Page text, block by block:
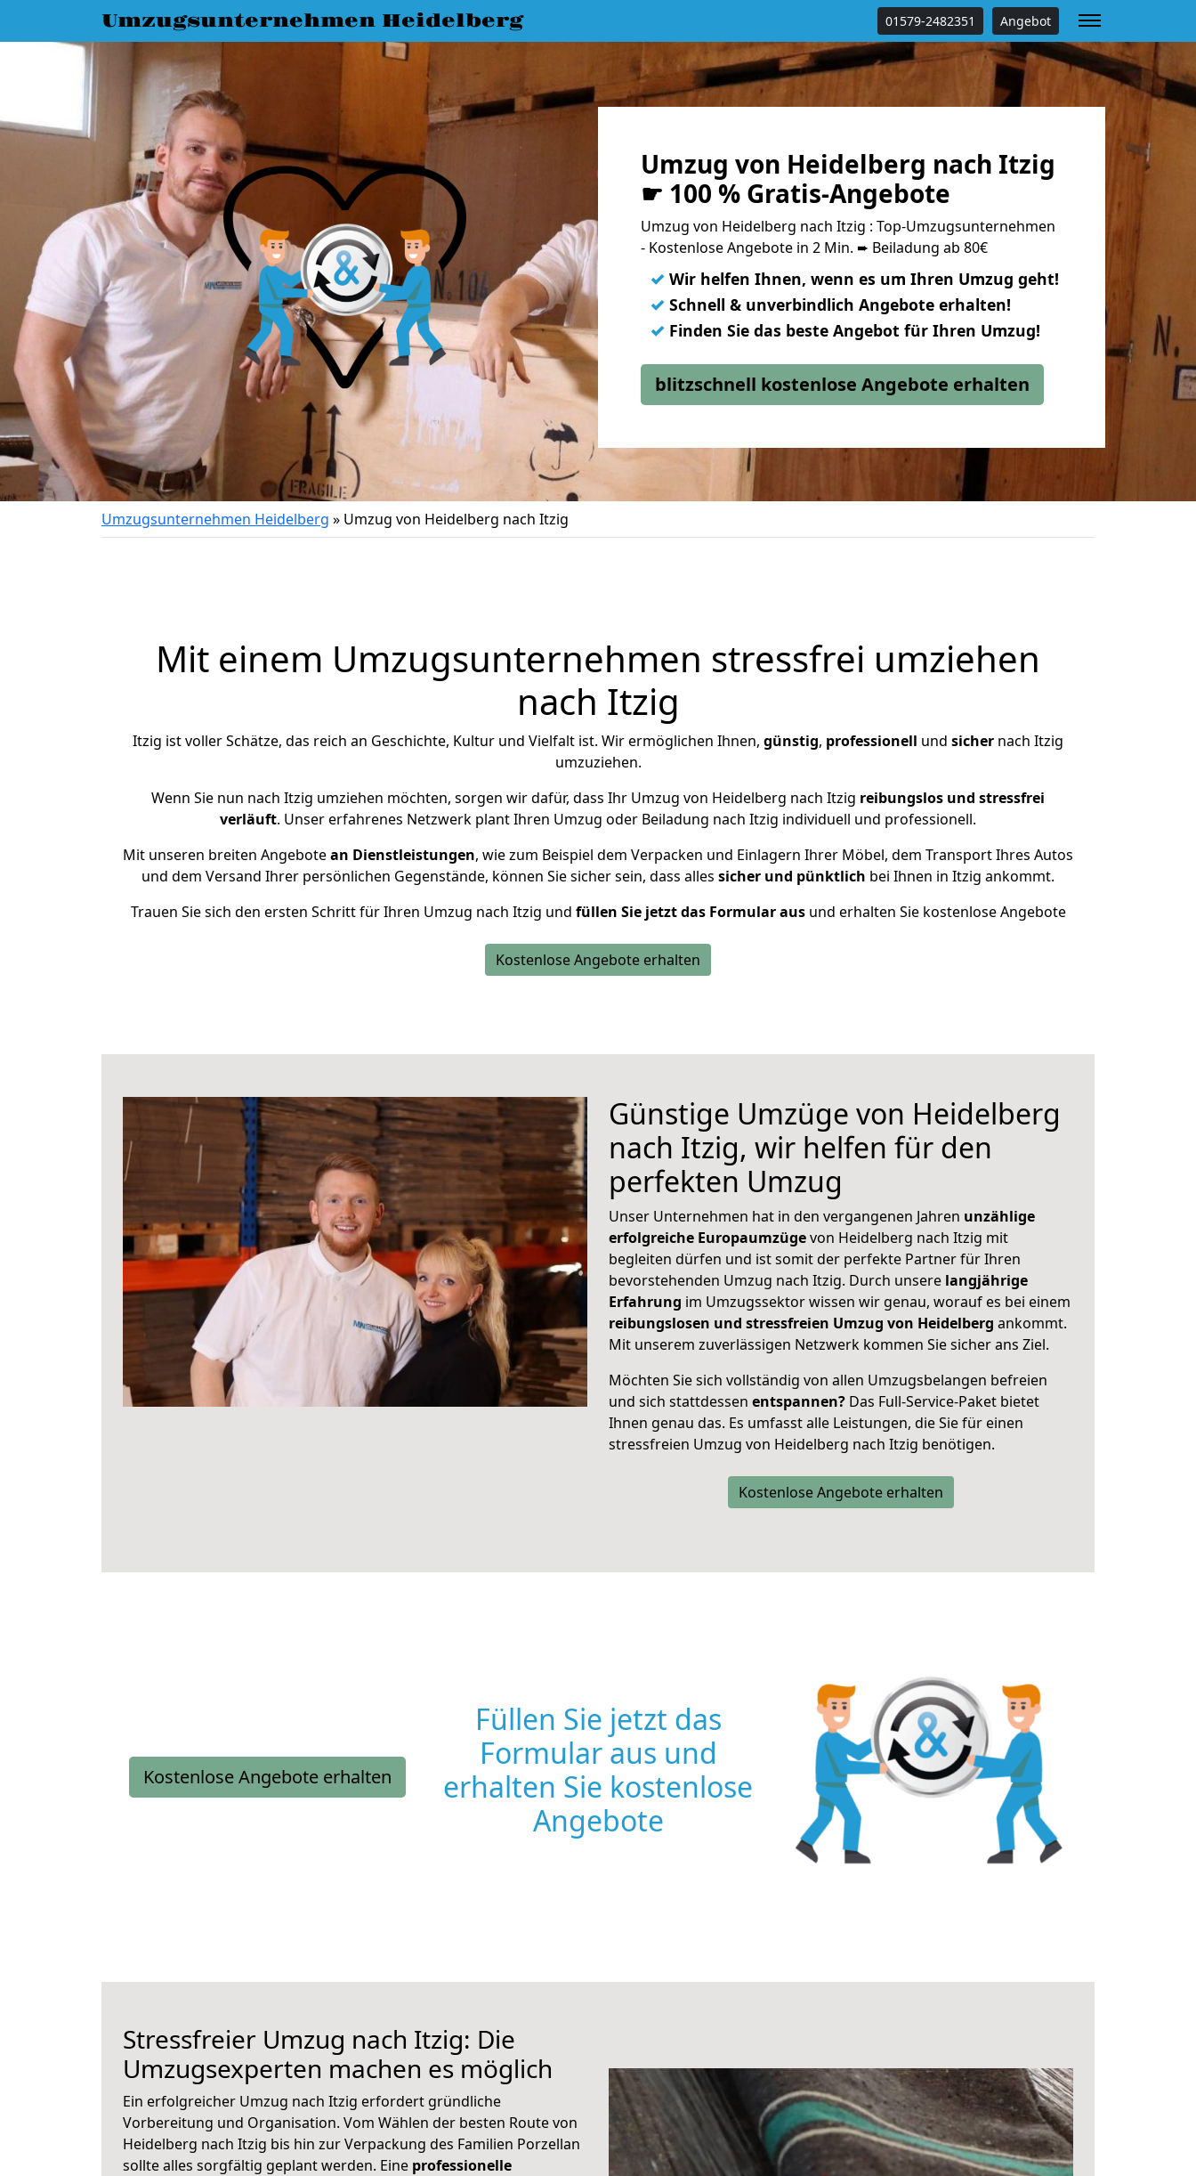
Umzugsunternehmen Heidelberg 01579-2482351 Angebot
Umzug von Heidelberg nach Itzig
☛ 100 % Gratis-Angebote
Umzug von Heidelberg nach Itzig : Top-Umzugsunternehmen
- Kostenlose Angebote in 2 Min. ➨ Beiladung ab 80€
✓ Wir helfen Ihnen, wenn es um Ihren Umzug geht!
✓ Schnell & unverbindlich Angebote erhalten!
✓ Finden Sie das beste Angebot für Ihren Umzug!
blitzschnell kostenlose Angebote erhalten
Umzugsunternehmen Heidelberg » Umzug von Heidelberg nach Itzig
Mit einem Umzugsunternehmen stressfrei umziehen
nach Itzig
Itzig ist voller Schätze, das reich an Geschichte, Kultur und Vielfalt ist. Wir ermöglichen Ihnen, günstig, professionell und sicher nach Itzig
umzuziehen.
Wenn Sie nun nach Itzig umziehen möchten, sorgen wir dafür, dass Ihr Umzug von Heidelberg nach Itzig reibungslos und stressfrei
verläuft. Unser erfahrenes Netzwerk plant Ihren Umzug oder Beiladung nach Itzig individuell und professionell.
Mit unseren breiten Angebotean Dienstleistungen, wie zum Beispiel dem Verpacken und Einlagern Ihrer Möbel, dem Transport Ihres Autos
und dem Versand Ihrer persönlichen Gegenstände, können Sie sicher sein, dass alles sicher und pünktlich bei Ihnen in Itzig ankommt.
Trauen Sie sich den ersten Schritt für Ihren Umzug nach Itzig und füllen Sie jetzt das Formular ausund erhalten Sie kostenlose Angebote
Kostenlose Angebote erhalten
Günstige Umzüge von Heidelberg
nach Itzig, wir helfen für den
perfekten Umzug
Unser Unternehmen hat in den vergangenen Jahren unzählige
erfolgreiche Europaumzügevon Heidelberg nach Itzig mit
begleiten dürfen und ist somit der perfekte Partner für Ihren
bevorstehenden Umzug nach Itzig. Durch unsere langjährige
Erfahrung im Umzugssektor wissen wir genau, worauf es bei einem
reibungslosen und stressfreien Umzug von Heidelberg ankommt.
Mit unserem zuverlässigen Netzwerk kommen Sie sicher ans Ziel.
Möchten Sie sich vollständig von allen Umzugsbelangen befreien
und sich stattdessen entspannen? Das Full-Service-Paket bietet
Ihnen genau das. Es umfasst alle Leistungen, die Sie für einen
stressfreien Umzug von Heidelberg nach Itzig benötigen.
Kostenlose Angebote erhalten
Kostenlose Angebote erhalten
Füllen Sie jetzt das
Formular aus und
erhalten Sie kostenlose
Angebote
Stressfreier Umzug nach Itzig: Die
Umzugsexperten machen es möglich
Ein erfolgreicher Umzug nach Itzig erfordert gründliche
Vorbereitung und Organisation. Vom Wählen der besten Route von
Heidelberg nach Itzig bis hin zur Verpackung des Familien Porzellan
sollte alles sorgfältig geplant werden. Eine professionelle